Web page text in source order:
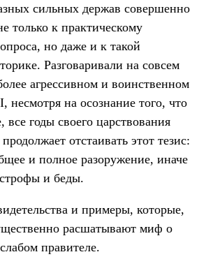
сильных держав совершенно
только к практическому
но даже и к такой
Разговаривали на совсем
агрессивном и воинственном
несмотря на осознание того, что
все годы своего царствования
отстаивать этот тезис:
и полное разоружение, иначе
и беды.
и примеры, которые,
расшатывают миф о
правителе.